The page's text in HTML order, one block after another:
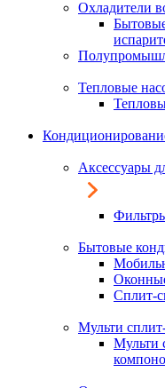
Охладители
Тепловые
Аксессуары
Бытовые
Сплит-
Мульти
Мульти